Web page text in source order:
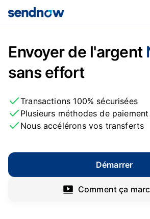
Envoyer de l'argent
sans effort
Transactions 100% sécurisées
Plusieurs méthodes de paiement
Nous accélérons vos transferts
Démarrer
Comment ça